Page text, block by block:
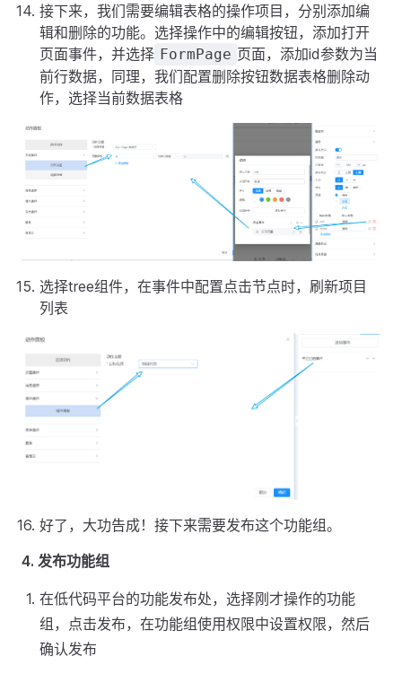
接下来，我们需要编辑表格的操作项目，分别添加编
辑和删除的功能。选择操作中的编辑按钮，添加打开
页面事件，并选择 FormPage 页面，添加id参数为当
前行数据，同理，我们配置删除按钮数据表格删除动
作，选择当前数据表格
选择tree组件，在事件中配置点击节点时，刷新项目
列表
好了，大功告成！接下来需要发布这个功能组。
4. 发布功能组
在低代码平台的功能发布处，选择刚才操作的功能
组，点击发布，在功能组使用权限中设置权限，然后
确认发布